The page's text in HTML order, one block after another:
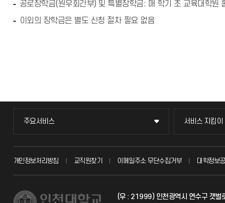
공로장학금(원우회간부) 및 특별장학금: 매 학기 초 교육대학원
이외의 장학금은 별도 신청 절차 필요 없음
주요서비스
주요서비스
교무회의방송
시설예약
서비스 지킴이
서비스 지킴이
묻고 답하기
자주 묻는 질
개인정보처리방침 교직원찾기 이메일주소 무단수집거부 대학정보
(우 : 21999) 인천광역시 연수구 갯